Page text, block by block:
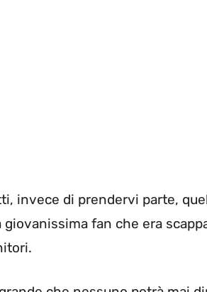
invece di prendervi parte,
giovanissima fan che era